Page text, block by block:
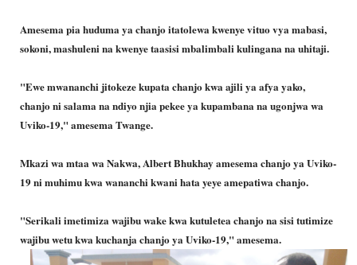
Amesema pia huduma ya chanjo itatolewa kwenye vituo vya mabasi,
sokoni, mashuleni na kwenye taasisi mbalimbali kulingana na uhitaji.
"Ewe mwananchi jitokeze kupata chanjo kwa ajili ya afya yako,
chanjo ni salama na ndiyo njia pekee ya kupambana na ugonjwa wa
Uviko-19," amesema Twange.
Mkazi wa mtaa wa Nakwa, Albert Bhukhay amesema chanjo ya Uviko-
19 ni muhimu kwa wananchi kwani hata yeye amepatiwa chanjo.
"Serikali imetimiza wajibu wake kwa kutuletea chanjo na sisi tutimize
wajibu wetu kwa kuchanja chanjo ya Uviko-19," amesema.